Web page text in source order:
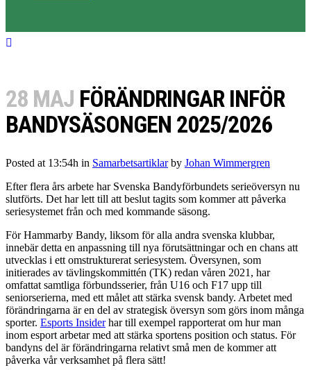
28 MAJ FÖRÄNDRINGAR INFÖR
BANDYSÄSONGEN 2025/2026
Posted at 13:54h in Samarbetsartiklar by Johan Wimmergren
Efter flera års arbete har Svenska Bandyförbundets serieöversyn nu
slutförts. Det har lett till att beslut tagits som kommer att påverka
seriesystemet från och med kommande säsong.
För Hammarby Bandy, liksom för alla andra svenska klubbar,
innebär detta en anpassning till nya förutsättningar och en chans att
utvecklas i ett omstrukturerat seriesystem. Översynen, som
initierades av tävlingskommittén (TK) redan våren 2021, har
omfattat samtliga förbundsserier, från U16 och F17 upp till
seniorserierna, med ett målet att stärka svensk bandy. Arbetet med
förändringarna är en del av strategisk översyn som görs inom många
sporter. Esports Insiderhar till exempel rapporterat om hur man
inom esport arbetar med att stärka sportens position och status. För
bandyns del är förändringarna relativt små men de kommer att
påverka vår verksamhet på flera sätt!